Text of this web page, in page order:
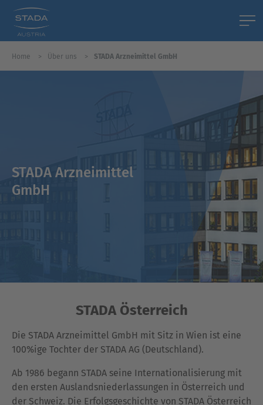
Home Über uns STADA Arzneimittel GmbH
STADA Arzneimittel
GmbH
STADA Österreich
Die STADA Arzneimittel GmbH mit Sitz in Wien ist eine
100%ige Tochter der STADA AG (Deutschland).
Ab 1986 begann STADA seine Internationalisierung mit
den ersten Auslandsniederlassungen in Österreich und
der Schweiz. Die Erfolgsgeschichte von STADA Österreich